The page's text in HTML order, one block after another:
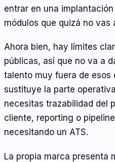
entrar en una
módulos que quizá no vas
Ahora bien, hay límites
públicas, así que no va a
talento muy fuera de esos
sustituye la parte
necesitas trazabilidad del
cliente, reporting o
necesitando un ATS.
La propia marca presenta